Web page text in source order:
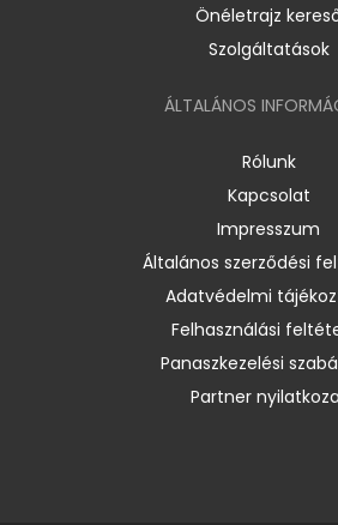
Önéletrajz
Szolgáltatások
ÁLTALÁNOS
Rólunk
Kapcsolat
Impresszum
Általános szerződési
Adatvédelmi
Felhasználási
Panaszkezelési
Partner